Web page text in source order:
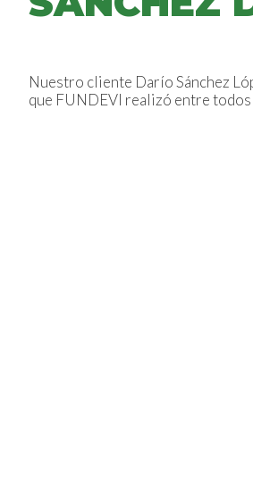
Nuestro cliente Darío Sánchez
que FUNDEVI realizó entre